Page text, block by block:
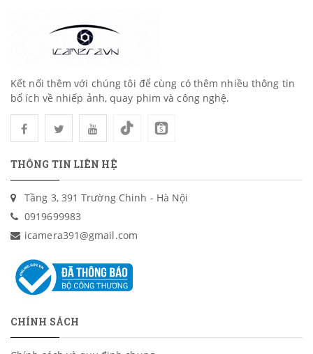
Kết nối thêm với chúng tôi để cùng có thêm nhiều thông tin
bổ ích về nhiếp ảnh, quay phim và công nghệ.
THÔNG TIN LIÊN HỆ
Tầng 3, 391 Trường Chinh - Hà Nội
0919699983
icamera391@gmail.com
CHÍNH SÁCH